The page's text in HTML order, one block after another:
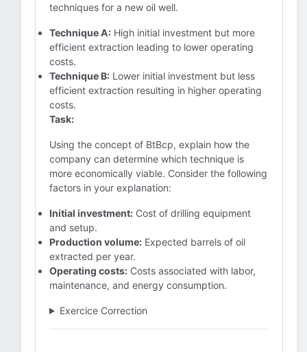
techniques for a new oil well.
Technique A: High initial investment but more
efficient extraction leading to lower operating
costs.
Technique B: Lower initial investment but less
efficient extraction resulting in higher operating
costs.
Task:
Using the concept of BtBcp, explain how the
company can determine which technique is
more economically viable. Consider the following
factors in your explanation:
Initial investment: Cost of drilling equipment
and setup.
Production volume: Expected barrels of oil
extracted per year.
Operating costs: Costs associated with labor,
maintenance, and energy consumption.
Exercice Correction